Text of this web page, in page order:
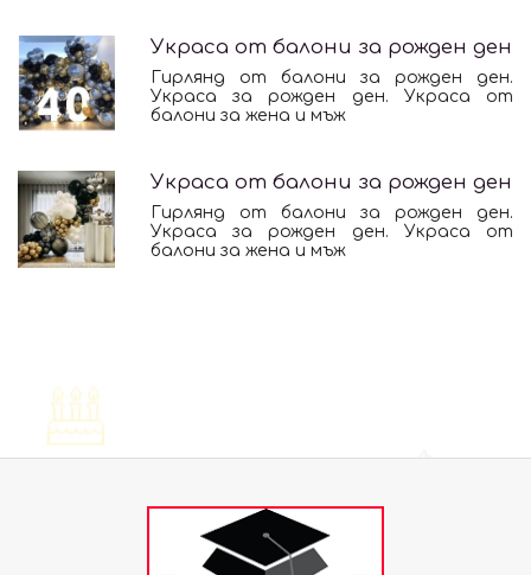
Украса от балони за рожден ден
Гирлянд от балони за рожден ден.
Украса за рожден ден. Украса от
балони за жена и мъж
Украса от балони за рожден ден
Гирлянд от балони за рожден ден.
Украса за рожден ден. Украса от
балони за жена и мъж